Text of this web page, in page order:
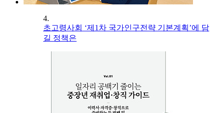
4.
초고령사회 ‘제1차 국가인구전략 기본계획’에 담
길 정책은